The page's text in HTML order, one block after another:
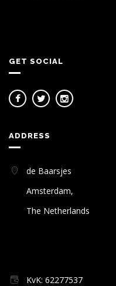
GET SOCIAL
ADDRESS
de Baarsjes
Amsterdam,
The Netherlands
KvK: 62277537